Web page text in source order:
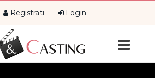
Registrati Login